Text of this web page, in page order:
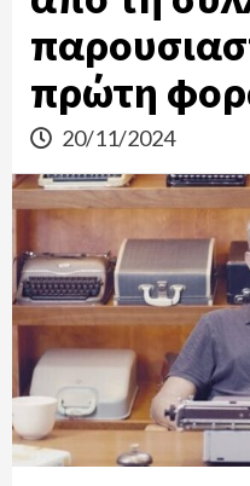
πρώτη
20/11/2024